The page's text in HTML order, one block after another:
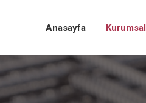
Anasayfa Kurumsal